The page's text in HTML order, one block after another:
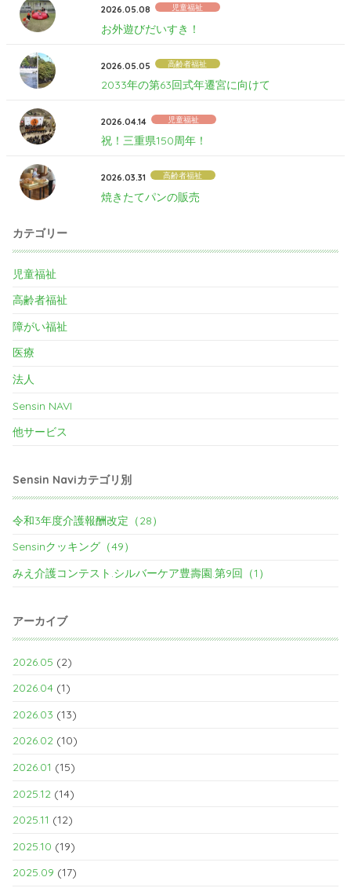
2026.05.08 児童福祉
お外遊びだいすき！
2026.05.05 高齢者福祉
2033年の第63回式年遷宮に向けて
2026.04.14 児童福祉
祝！三重県150周年！
2026.03.31 高齢者福祉
焼きたてパンの販売
カテゴリー
児童福祉
高齢者福祉
障がい福祉
医療
法人
Sensin NAVI
他サービス
Sensin Naviカテゴリ別
令和3年度介護報酬改定（28）
Sensinクッキング（49）
みえ介護コンテスト.シルバーケア豊壽園.第9回（1）
アーカイブ
2026.05 (2)
2026.04 (1)
2026.03 (13)
2026.02 (10)
2026.01 (15)
2025.12 (14)
2025.11 (12)
2025.10 (19)
2025.09 (17)